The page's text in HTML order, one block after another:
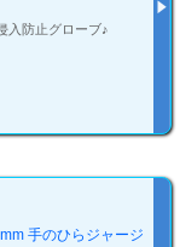
入防止グローブ♪
手のひらジャージ